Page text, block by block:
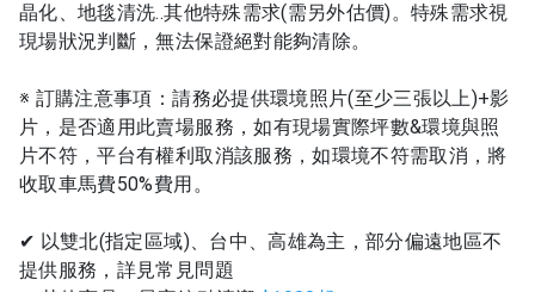
晶化、地毯清洗..其他特殊需求(需另外估價)。特殊需求視
現場狀況判斷，無法保證絕對能夠清除。
※ 訂購注意事項：請務必提供環境照片(至少三張以上)+影
片，是否適用此賣場服務，如有現場實際坪數&環境與照
片不符，平台有權利取消該服務，如環境不符需取消，將
收取車馬費50%費用。
✔ 以雙北(指定區域)、台中、高雄為主，部分偏遠地區不
提供服務，詳見常見問題